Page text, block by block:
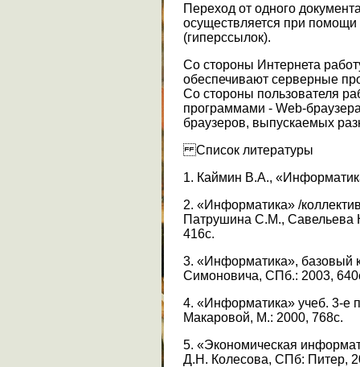
Переход от одного
осуществляется при помощи
(гиперссылок).
Со стороны Интернета
обеспечивают серверные
Со стороны пользователя
программами - Web-
браузеров, выпускаемых
Список литературы
1. Каймин В.А.,
2. «Информатика» /
Патрушина С.М., Савельева
416с.
3. «Информатика», базовый
Симоновича, СПб.: 2003,
4. «Информатика» учеб. 3-е
Макаровой, М.: 2000, 768с.
5. «Экономическая
Д.Н. Колесова, СПб: Питер,